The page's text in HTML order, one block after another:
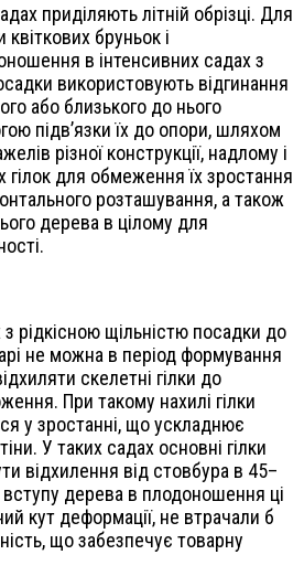
приділяють літній обрізці. Для
бруньок і
в інтенсивних садах з
використовують відгинання
або близького до нього
підв’язки їх до опори, шляхом
різної конструкції, надлому і
гілок для обмеження їх зростання
розташування, а також
дерева в цілому для
рідкісною щільністю посадки до
не можна в період формування
скелетні гілки до
При такому нахилі гілки
у зростанні, що ускладнює
У таких садах основні гілки
відхилення від стовбура в 45–
дерева в плодоношення ці
кут деформації, не втрачали б
що забезпечує товарну